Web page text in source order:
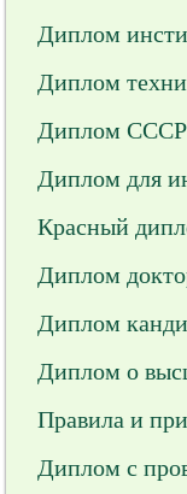
Диплом
Диплом
Диплом СССР
Диплом для
Красный
Диплом
Диплом
Диплом о
Правила и
Диплом с